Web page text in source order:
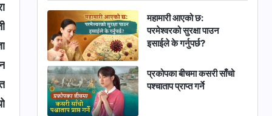
महामारी आएको छ:
परमेश्‍वरको सुरक्षा पाउन
इसाईले के गर्नुपर्छ?
प्रकोपका बीचमा कसरी साँचो
पश्चाताप प्राप्त गर्ने